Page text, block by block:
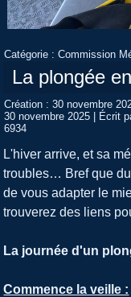
Catégorie :Commission
La plongée
Création : 30 novembre
30 novembre 2025 | Écrit
6934
L'hiver arrive, et sa
troubles… Bref que
de vous adapter le
trouverez des liens
La journée d'un
Commence la veille :